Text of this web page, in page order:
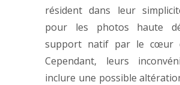
résident dans leur
pour les photos haute
support natif par le cœur
Cependant, leurs
inclure une possible